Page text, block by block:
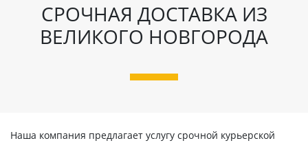
СРОЧНАЯ ДОСТАВКА ИЗ
ВЕЛИКОГО НОВГОРОДА
Наша компания предлагает услугу срочной курьерской